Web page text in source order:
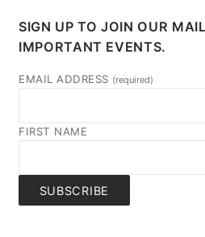
SIGN UP TO JOIN OUR
IMPORTANT EVENTS.
EMAIL ADDRESS (required)
FIRST NAME
SUBSCRIBE